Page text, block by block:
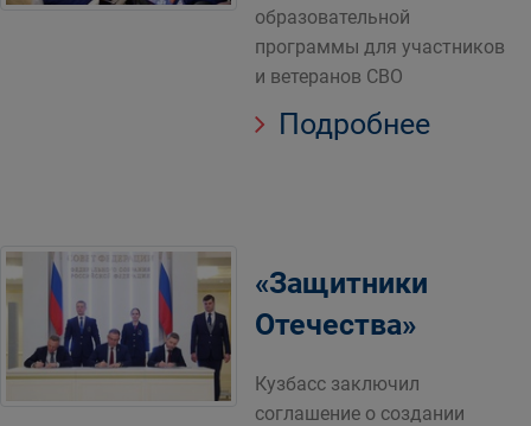
образовательной
программы для участников
и ветеранов СВО
Подробнее
«Защитники
Отечества»
Кузбасс заключил
соглашение о создании